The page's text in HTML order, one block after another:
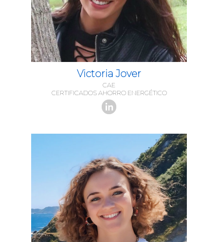
Victoria Jover
CAE
CERTIFICADOS AHORRO ENERGÉTICO